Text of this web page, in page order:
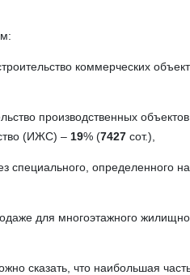
коммерческих
производственных
(ИЖС) – 19% (7427 сот.),
специального, определенного
для многоэтажного
сказать, что наибольшая